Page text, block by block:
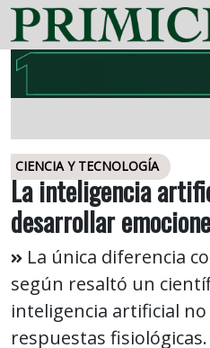
CIENCIA Y TECNOLOGÍA
La inteligencia
desarrollar
La única diferencia
según resaltó un
inteligencia artificial
respuestas fisiológicas.